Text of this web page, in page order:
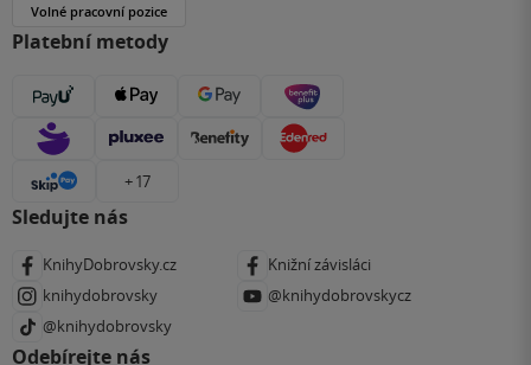
Volné pracovní pozice
Platební metody
+ 17
Sledujte nás
KnihyDobrovsky.cz
Knižní závisláci
knihydobrovsky
@knihydobrovskycz
@knihydobrovsky
Odebírejte nás